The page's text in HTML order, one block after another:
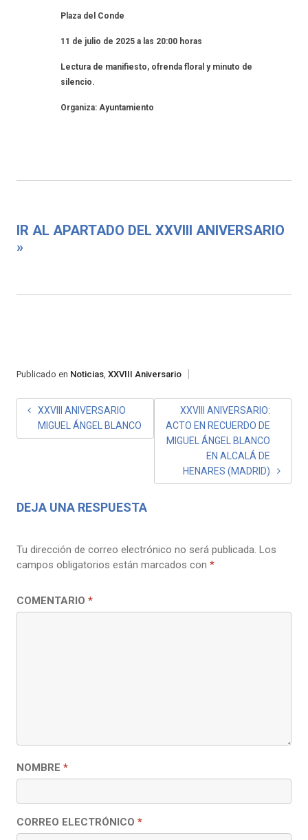
Plaza del Conde
11 de julio de 2025 a las 20:00 horas
Lectura de manifiesto, ofrenda floral y minuto de
silencio.
Organiza: Ayuntamiento
IR AL APARTADO DEL XXVIII ANIVERSARIO
»
Publicado en Noticias, XXVIII Aniversario
NAVEGACIÓN
DE
XXVIII ANIVERSARIO
MIGUEL ÁNGEL BLANCO
XXVIII ANIVERSARIO:
ACTO EN RECUERDO DE
MIGUEL ÁNGEL BLANCO
EN ALCALÁ DE
HENARES (MADRID)
DEJA UNA RESPUESTA
Tu dirección de correo electrónico no será publicada. Los
campos obligatorios están marcados con *
COMENTARIO *
NOMBRE *
CORREO ELECTRÓNICO *